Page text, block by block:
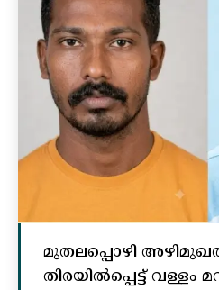
മുതലപ്പൊഴി
തിരയിൽപ്പെട്ട് വള്ളം